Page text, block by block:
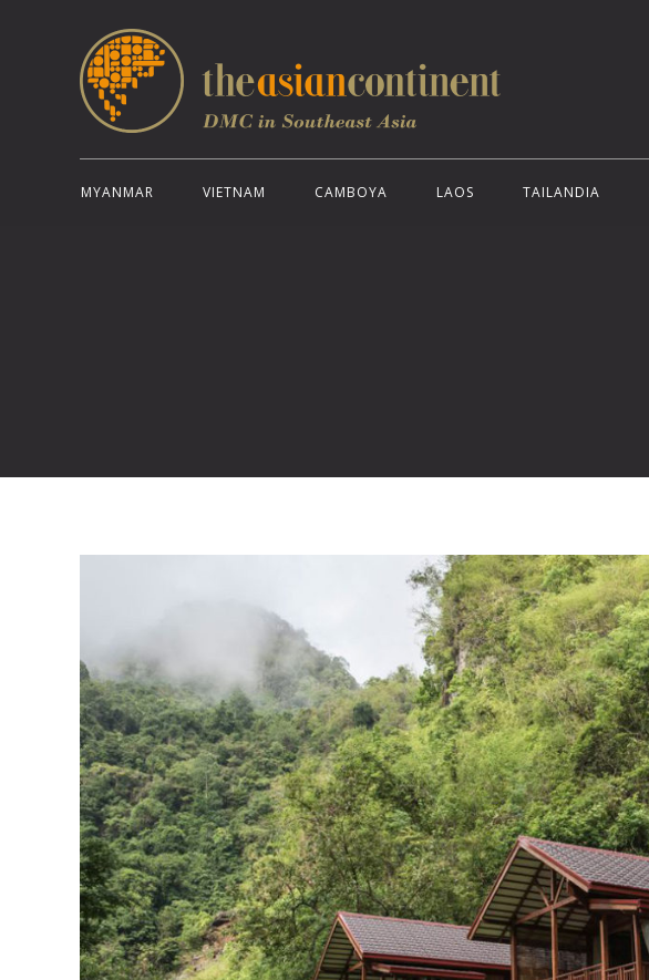
MYANMAR VIETNAM CAMBOYA LAOS TAILANDIA